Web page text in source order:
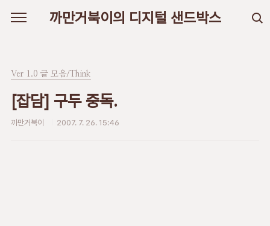
까만거북이의 디지털 샌드박스
Ver 1.0 글 모음/Think
[잡담] 구두 중독.
까만거북이 2007. 7. 26. 15:46